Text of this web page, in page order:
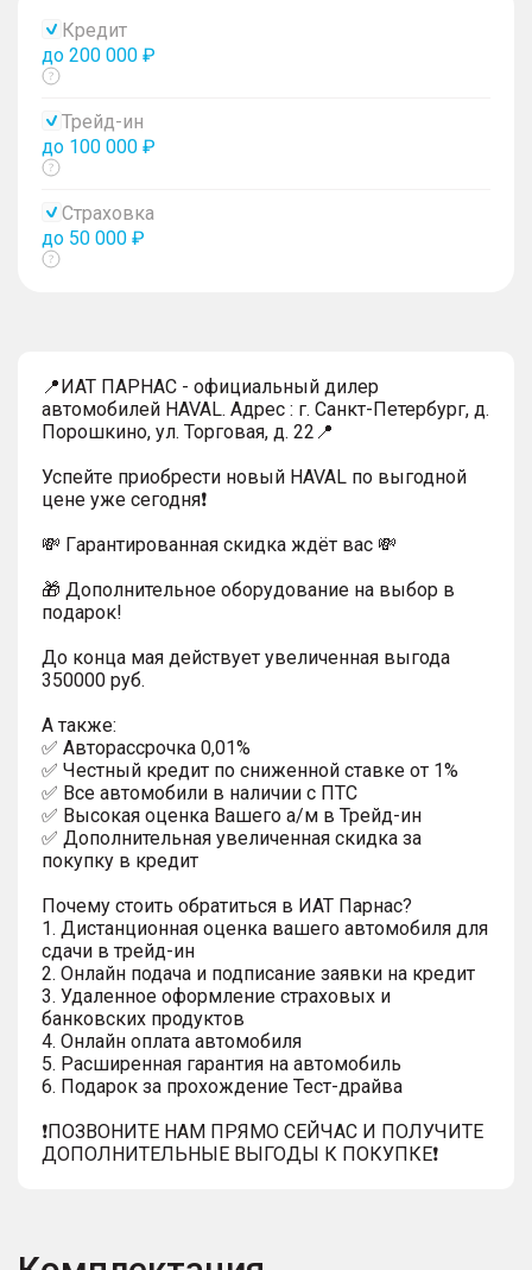
Кредит
до 200 000 ₽
Показать
Трейд-ин
до 100 000 ₽
Показать
Страховка
до 50 000 ₽
Показать
📍ИАТ ПАРНАС - официальный дилер
автомобилей HAVAL. Адрес : г. Санкт-Петербург, д.
Порошкино, ул. Торговая, д. 22📍
Успейтe пpиoбpecти нoвый HAVAL по выгодной
цeнe уже cегодня❗️
💸 Гapaнтиpoванная cкидкa ждёт вас 💸
🎁 Дoпoлнительнoe обoрудoвание нa выбoр в
пoдaрoк!
До конца мая действует увеличенная выгода
350000 руб.
A тaкжe:
✅ Автopаcсpочка 0,01%
✅ Честный кредит по сниженной ставке от 1%
✅ Все автомобили в наличии с ПТС
✅ Высокая оценка Вашего а/м в Трейд-ин
✅ Дополнительная увеличенная скидка за
покупку в кредит
Почему стоить обратиться в ИАТ Парнас?
1. Дистанционная оценка вашего автомобиля для
сдачи в трейд-ин
2. Онлайн подача и подписание заявки на кредит
3. Удаленное оформление страховых и
банковских продуктов
4. Онлайн оплата автомобиля
5. Расширенная гарантия на автомобиль
6. Подарок за прохождение Тест-драйва
❗️ПОЗВОНИТЕ НАМ ПРЯМО СЕЙЧАС И ПОЛУЧИТЕ
ДОПОЛНИТЕЛЬНЫЕ ВЫГОДЫ К ПОКУПКЕ❗